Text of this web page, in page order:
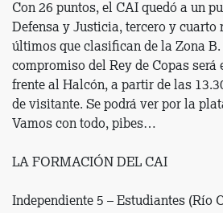
Con 26 puntos, el CAI quedó a un
Defensa y Justicia, tercero y cuarto
últimos que clasifican de la Zona
compromiso del Rey de Copas será
frente al Halcón, a partir de las
de visitante. Se podrá ver por la
Vamos con todo, pibes…
LA FORMACIÓN DEL CAI
Independiente 5 – Estudiantes (Río